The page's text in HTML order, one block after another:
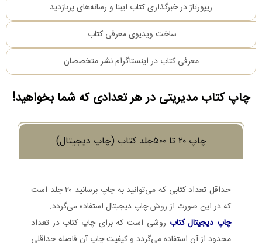
ریپورتاژ در خبرگذاری کتاب ایبنا و رسانه‌های پربازدید
ساخت ویدیوی معرفی کتاب
معرفی کتاب در اینستاگرام نشر متخصصان
چاپ کتاب مدیریتی در هر تعدادی که شما بخواهید!
چاپ ۲۰ تا ۵۰۰جلد کتاب (چاپ دیجیتال)
حداقل تعداد کتابی که می‌توانید به چاپ برسانید ۲۰ جلد است
که در این صورت از روش چاپ دیجیتال استفاده می‌گردد.
چاپ دیجیتال کتاب روشی است که برای چاپ کتاب در تعداد
محدود از آن استفاده می‌گردد و کیفیت چاپ آن فاصله حداقلی